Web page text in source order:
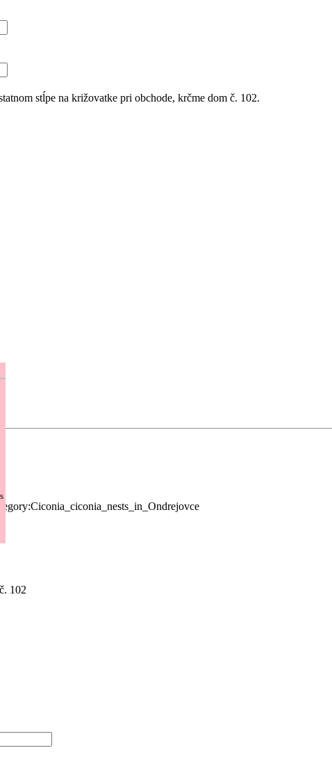
stĺpe na križovatke pri obchode, krčme dom č. 102.
102